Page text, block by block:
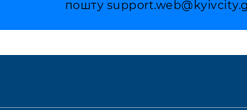
пошту